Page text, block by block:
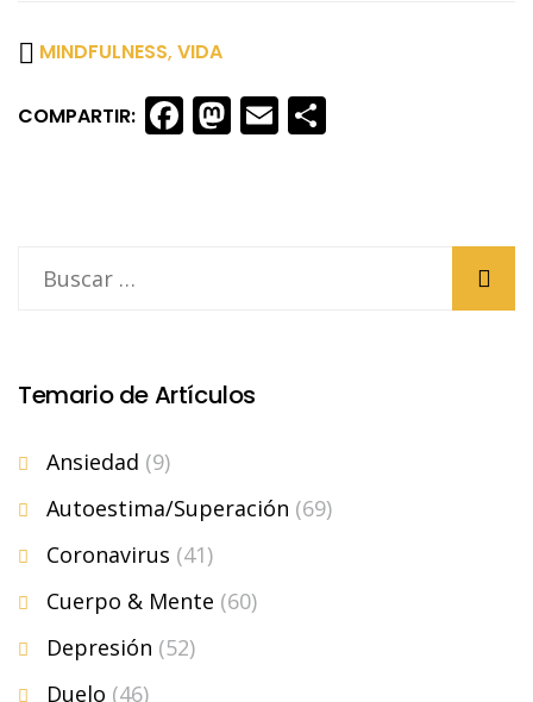
MINDFULNESS, VIDA
COMPARTIR: Facebook
Mastodon
Email
Temario de Artículos
Ansiedad (9)
Autoestima/Superación (69)
Coronavirus (41)
Cuerpo & Mente (60)
Depresión (52)
Duelo (46)